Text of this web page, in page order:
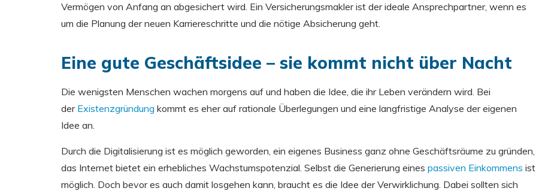
Vermögen von Anfang an abgesichert wird. Ein Versicherungsmakler ist der ideale Ansprechpartner, wenn es
um die Planung der neuen Karriereschritte und die nötige Absicherung geht.
Eine gute Geschäftsidee – sie kommt nicht über Nacht
Die wenigsten Menschen wachen morgens auf und haben die Idee, die ihr Leben verändern wird. Bei
der Existenzgründung kommt es eher auf rationale Überlegungen und eine langfristige Analyse der eigenen
Idee an.
Durch die Digitalisierung ist es möglich geworden, ein eigenes Business ganz ohne Geschäftsräume zu gründen,
das Internet bietet ein erhebliches Wachstumspotenzial. Selbst die Generierung eines passiven Einkommens ist
möglich. Doch bevor es auch damit losgehen kann, braucht es die Idee der Verwirklichung. Dabei sollten sich